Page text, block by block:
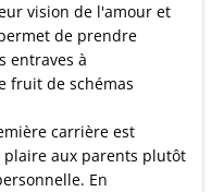
vision de l'amour et
de prendre
entraves à
fruit de schémas
carrière est
aux parents plutôt
En